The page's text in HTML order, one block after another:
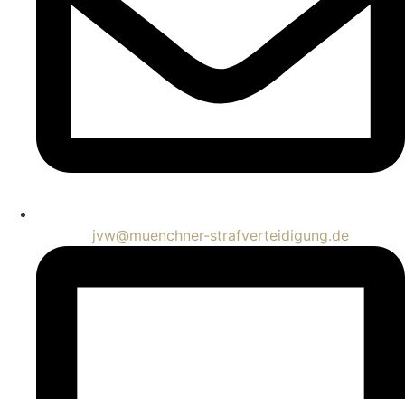
jvw@muenchner-strafverteidigung.de